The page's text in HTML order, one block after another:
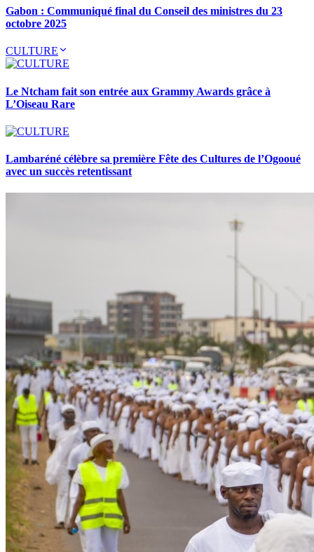
Gabon : Communiqué final du Conseil des ministres du 23
octobre 2025
CULTURE
Le Ntcham fait son entrée aux Grammy Awards grâce à
L’Oiseau Rare
Lambaréné célèbre sa première Fête des Cultures de l’Ogooué
avec un succès retentissant